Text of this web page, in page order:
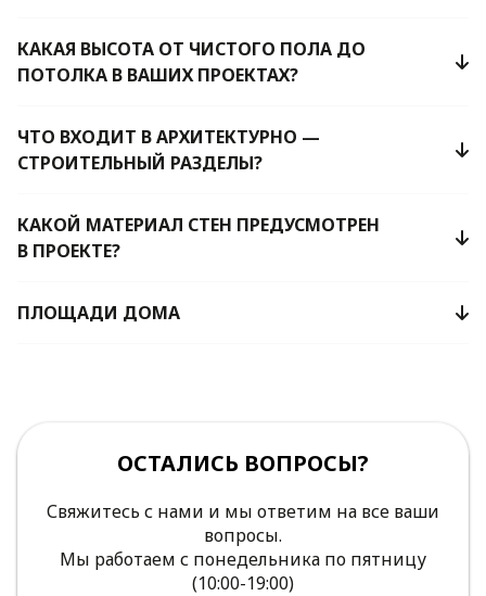
КАКАЯ ВЫСОТА ОТ ЧИСТОГО ПОЛА ДО
ПОТОЛКА В ВАШИХ ПРОЕКТАХ?
ЧТО ВХОДИТ В АРХИТЕКТУРНО —
СТРОИТЕЛЬНЫЙ РАЗДЕЛЫ?
КАКОЙ МАТЕРИАЛ СТЕН ПРЕДУСМОТРЕН
В ПРОЕКТЕ?
ПЛОЩАДИ ДОМА
ОСТАЛИСЬ ВОПРОСЫ?
Свяжитесь с нами и мы ответим на все ваши
вопросы.
Мы работаем с понедельника по пятницу
(10:00-19:00)